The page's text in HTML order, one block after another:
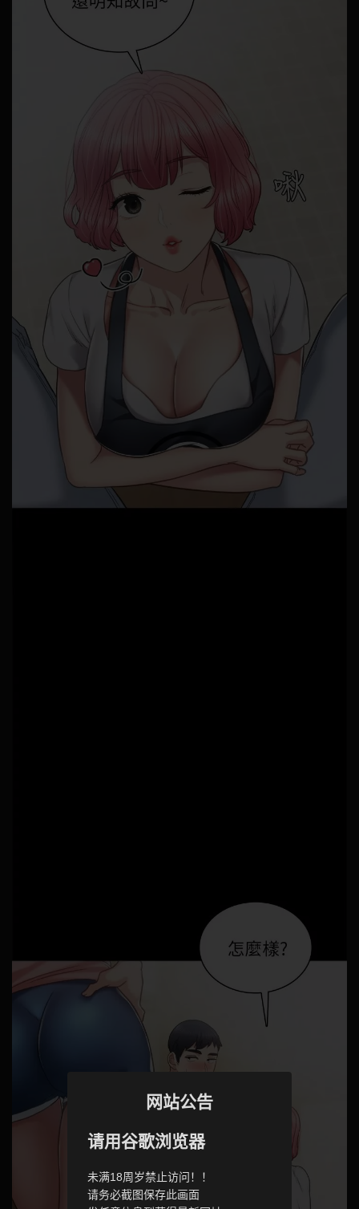
网站公告
请用谷歌浏览器
未满18周岁禁止访问！！
请务必截图保存此画面